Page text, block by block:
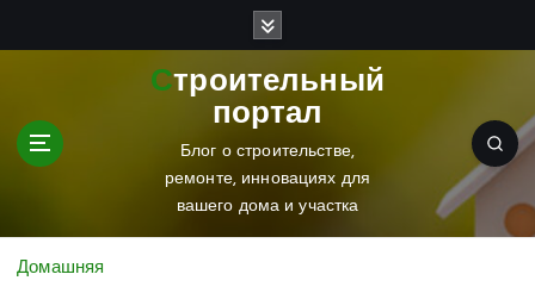
Строительный
портал
Блог о строительстве,
ремонте, инновациях для
вашего дома и участка
Домашняя